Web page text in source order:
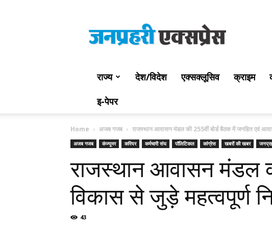
Prahari
Express
राज्य देश/विदेश एक्सक्लूसिव क्राइम
इ-पेपर
Home अजब गजब राजस्थान आवासन मंडल की 255वीं बोर्ड बैठक में जनहित एवं
अजब गजब कंज्यूमर करियर कर्मचारी संघ पॉलिटिकल कांग्रेस खबरों की खबर
राजस्थान आवासन मंडल
विकास से जुड़े महत्वपूर्ण
43